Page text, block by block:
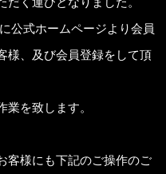
く運びとなりました。
公式ホームページより会員
様、及び会員登録をして頂
を致します。
客様にも下記のご操作のご